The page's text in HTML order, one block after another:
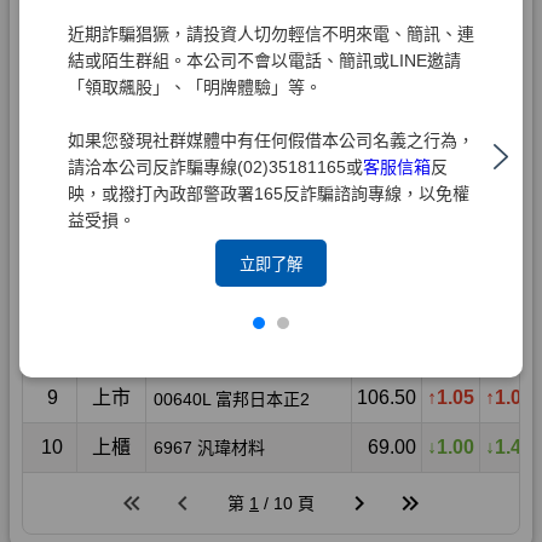
近期詐騙猖獗，請投資人切勿輕信不明來電、簡訊、連
結或陌生群組。本公司不會以電話、簡訊或LINE邀請
「領取飆股」、「明牌體驗」等。
如果您發現社群媒體中有任何假借本公司名義之行為，
請洽本公司反詐騙專線(02)35181165或客服信箱反
映，或撥打內政部警政署165反詐騙諮詢專線，以免權
益受損。
立即了解